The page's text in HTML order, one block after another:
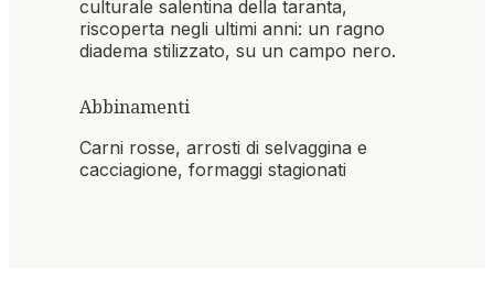
culturale salentina della taranta,
riscoperta negli ultimi anni: un ragno
diadema stilizzato, su un campo nero.
Abbinamenti
Carni rosse, arrosti di selvaggina e
cacciagione, formaggi stagionati